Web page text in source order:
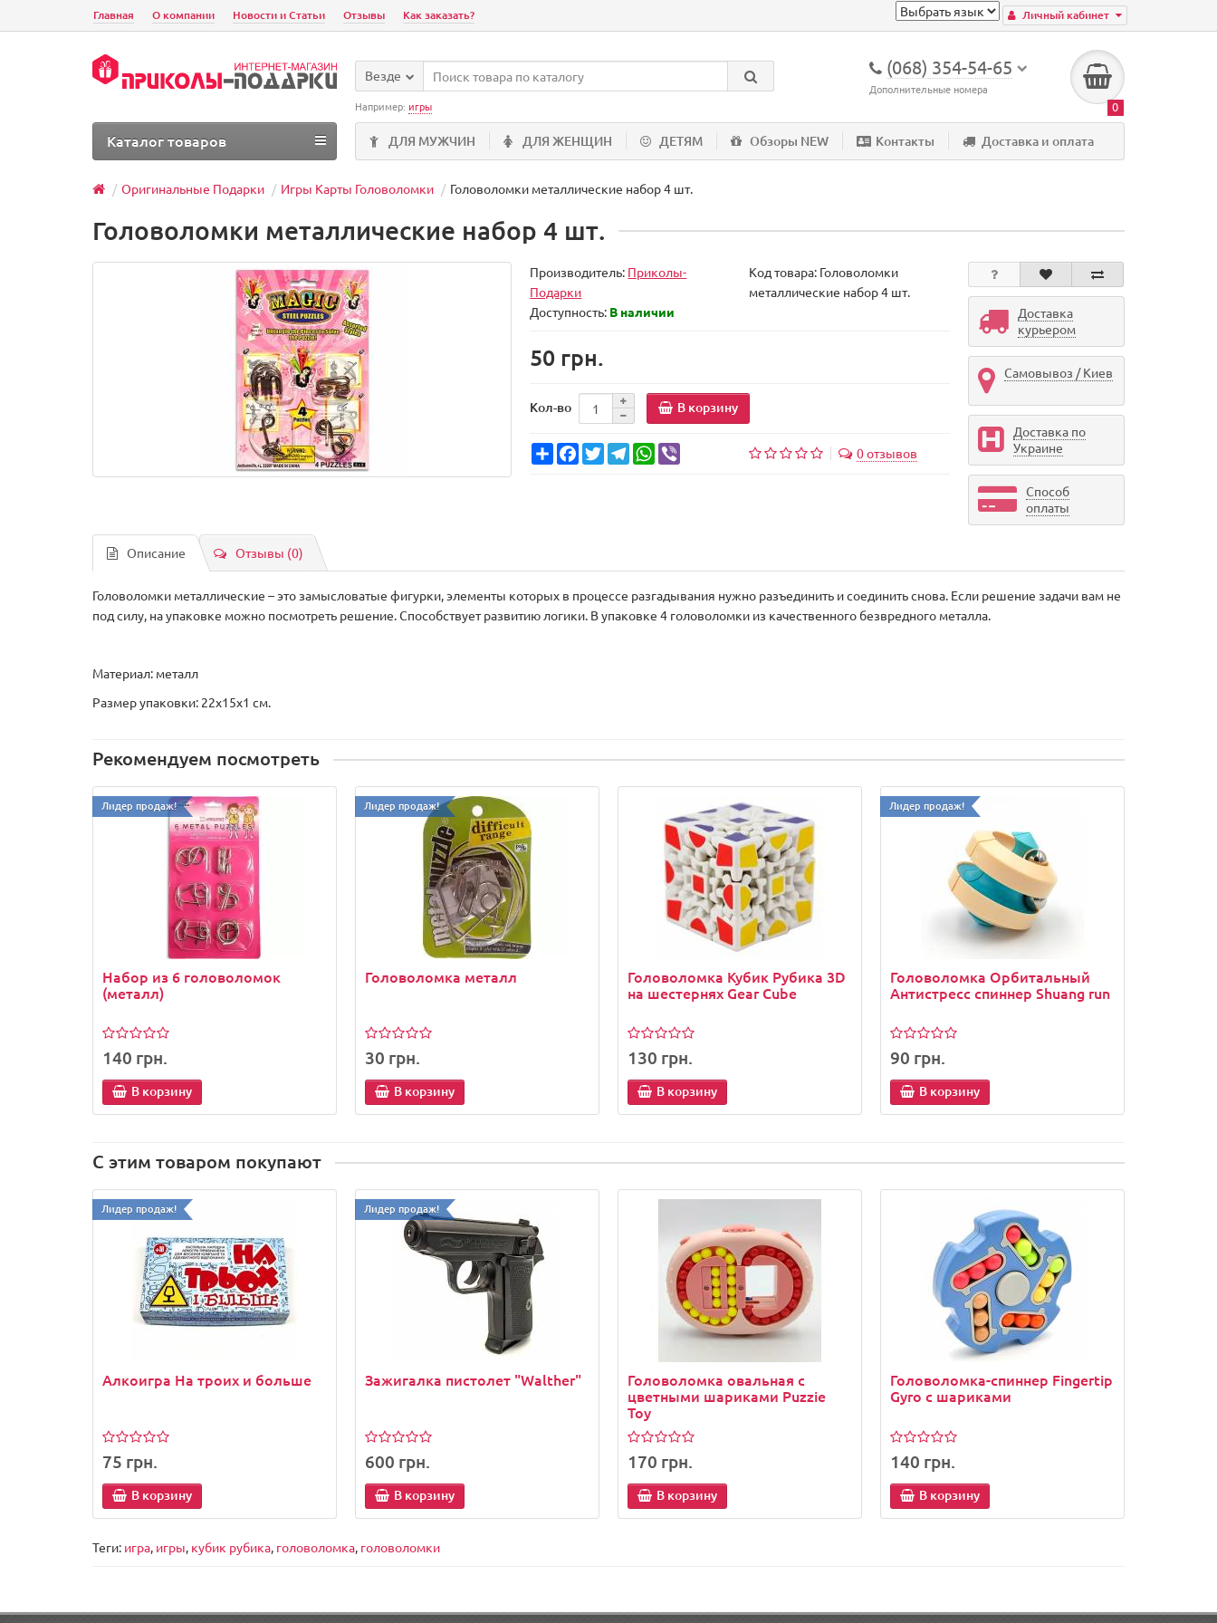
Личный кабинет
Главная О компании Новости и Статьи Отзывы Как заказать?
(068) 354-54-65
Дополнительные номера
0
Везде
Например: игры
ДЛЯ МУЖЧИН ДЛЯ ЖЕНЩИН ДЕТЯМ Обзоры NEW Контакты Доставка и оплата
Каталог товаров
Оригинальные Подарки Игры Карты Головоломки Головоломки металлические набор 4 шт.
Головоломки металлические набор 4 шт.
Производитель: Приколы-
Подарки
Код товара: Головоломки
металлические набор 4 шт.
Доступность: В наличии
50 грн.
Кол-во В корзину
ShareFacebook
TwitterTelegramWhatsApp 0 отзывов
Доставка
курьером
Самовывоз / Киев
Доставка по
Украине
Способ
оплаты
Описание Отзывы (0)
Головоломки металлические – это замысловатые фигурки, элементы которых в процессе разгадывания нужно разъединить и соединить снова. Если решение задачи вам не
под силу, на упаковке можно посмотреть решение. Способствует развитию логики. В упаковке 4 головоломки из качественного безвредного металла.
Материал: металл
Размер упаковки: 22х15х1 см.
Рекомендуем посмотреть
Лидер продаж!
Набор из 6 головоломок
(металл)
140 грн.
В корзину
Лидер продаж!
Головоломка металл
30 грн.
В корзину
Головоломка Кубик Рубика 3D
на шестернях Gear Cube
130 грн.
В корзину
Лидер продаж!
Головоломка Орбитальный
Антистресс спиннер Shuang run
90 грн.
В корзину
С этим товаром покупают
Лидер продаж!
Алкоигра На троих и больше
75 грн.
В корзину
Лидер продаж!
Зажигалка пистолет "Walther"
600 грн.
В корзину
Головоломка овальная с
цветными шариками Puzzie
Toy
170 грн.
В корзину
Головоломка-спиннер Fingertip
Gyro с шариками
140 грн.
В корзину
Теги: игра, игры, кубик рубика, головоломка, головоломки